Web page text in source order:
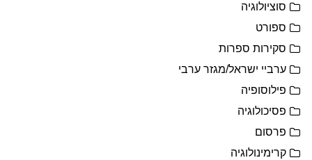
סוציולוגיה
ספורט
סקירות ספרות
ערביי ישראל/מגזר ערבי
פילוסופיה
פסיכולוגיה
פרסום
קרימינולוגיה